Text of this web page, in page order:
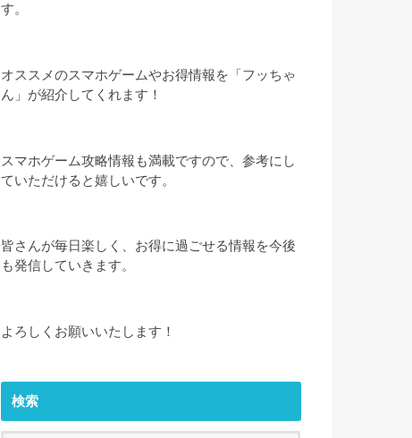
す。
オススメのスマホゲームやお得情報を「フッちゃ
ん」が紹介してくれます！
スマホゲーム攻略情報も満載ですので、参考にし
ていただけると嬉しいです。
皆さんが毎日楽しく、お得に過ごせる情報を今後
も発信していきます。
よろしくお願いいたします！
検索